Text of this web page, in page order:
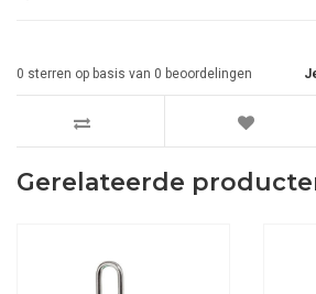
0 sterren op basis van 0 beoordelingen
Gerelateerde